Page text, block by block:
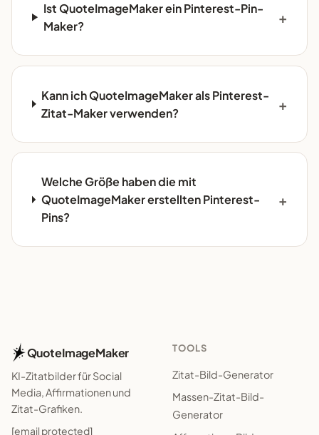
Ist QuoteImageMaker ein Pinterest-Pin-
Maker?
Kann ich QuoteImageMaker als Pinterest-
Zitat-Maker verwenden?
Welche Größe haben die mit
QuoteImageMaker erstellten Pinterest-
Pins?
QuoteImageMaker
KI-Zitatbilder für Social
Media, Affirmationen und
Zitat-Grafiken.
[email protected]
TOOLS
Zitat-Bild-Generator
Massen-Zitat-Bild-
Generator